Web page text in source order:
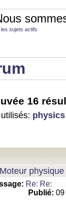
les sujets actifs
16
physics
Moteur
Re: Re:
Publié: